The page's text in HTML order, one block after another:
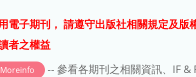
電子期刊， 請遵守出版社相關規定及
者之權益
Moreinfo -- 參看各期刊之相關資訊、IF